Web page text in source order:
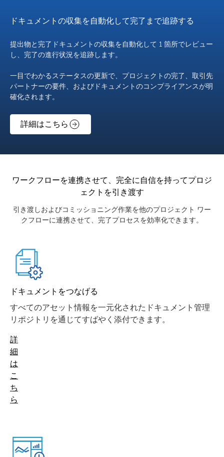
ドキュメントの収集を自動化して完了まで追跡する
提出物と完了ドキュメントの収集を自動化して 1 箇所でレビュー
し、完了の進行状況を追跡します。
一目でわかるステータスの更新で、プロジェクトの完了、取引先
パートナーの要件、およびドキュメントのコンプライアンスが明
確化されます。
詳細はこちら
ワークフローを連携させて、完全に自信を持ってプロジ
ェクトを引き渡す
引き渡しおよびコミッショニング作業を他のプロジェクト ワー
クフローに連携させて、完了プロセスを効率化できます。
ドキュメントをつなげる
すべてのアセット情報を一元化されたドキュメント管理
リポジトリを通じてすばやく添付できます。
詳
細
は
こ
ち
ら